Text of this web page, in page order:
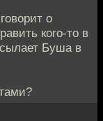
о
кого-то в
Буша в